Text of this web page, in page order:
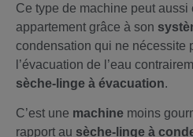
Ce type de machine peut aussi
appartement grâce à son
condensation qui ne nécessite
l’évacuation de l’eau
sèche-linge à évacuation.
C’est une machine moins
rapport au sèche-linge à